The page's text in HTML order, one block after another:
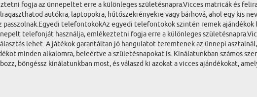
fogja az ünnepeltet erre a különleges születésnapra.Vicces matricák és
autókra, laptopokra, hűtőszekrényekre vagy bárhová, ahol egy kis
passzolnak.Egyedi telefontokokAz egyedi telefontokok szintén remek
telefonját használja, emlékeztetni fogja erre a különleges
lehet. A játékok garantáltan jó hangulatot teremtenek az ünnepi
minden alkalomra, beleértve a születésnapokat is. Kínálatunkban számos
böngéssz kínálatunkban most, és válaszd ki azokat a vicces ajándékokat,